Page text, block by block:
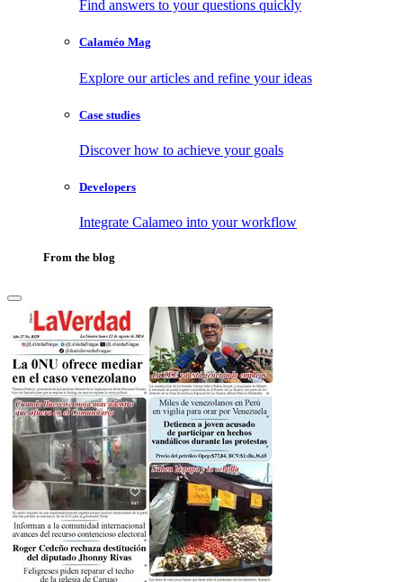
Find answers to your questions quickly
Calaméo Mag
Explore our articles and refine your ideas
Case studies
Discover how to achieve your goals
Developers
Integrate Calameo into your workflow
From the blog